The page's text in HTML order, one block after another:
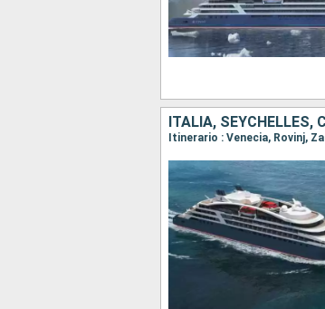
ITALIA, SEYCHELLES,
Itinerario : Venecia, Rovinj,